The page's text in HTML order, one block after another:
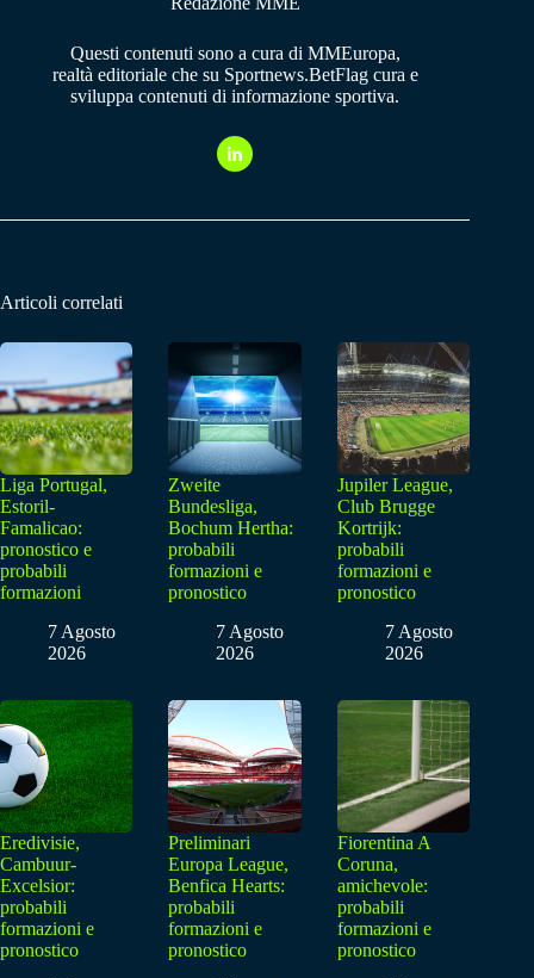
Questi contenuti sono a cura di MMEuropa,
realtà editoriale che su Sportnews.BetFlag cura e
sviluppa contenuti di informazione sportiva.
Articoli correlati
Liga Portugal,
Estoril-
Famalicao:
pronostico e
probabili
formazioni
7 Agosto
2026
Zweite
Bundesliga,
Bochum Hertha:
probabili
formazioni e
pronostico
7 Agosto
2026
Jupiler League,
Club Brugge
Kortrijk:
probabili
formazioni e
pronostico
7 Agosto
2026
Eredivisie,
Cambuur-
Excelsior:
probabili
formazioni e
pronostico
Preliminari
Europa League,
Benfica Hearts:
probabili
formazioni e
pronostico
Fiorentina A
Coruna,
amichevole:
probabili
formazioni e
pronostico